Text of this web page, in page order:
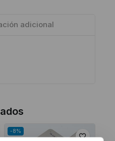
adicional
-8%